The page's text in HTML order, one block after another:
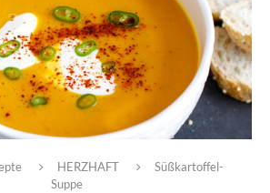
HERZHAFT
Süßkartoffel-
Suppe